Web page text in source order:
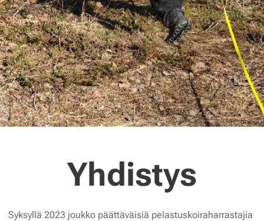
Yhdistys
Syksyllä 2023 joukko päättäväisiä pelastuskoiraharrastajia